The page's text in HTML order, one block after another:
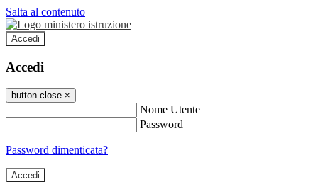
Salta al contenuto
Accedi
Accedi
button close ×
Nome Utente
Password
Password dimenticata?